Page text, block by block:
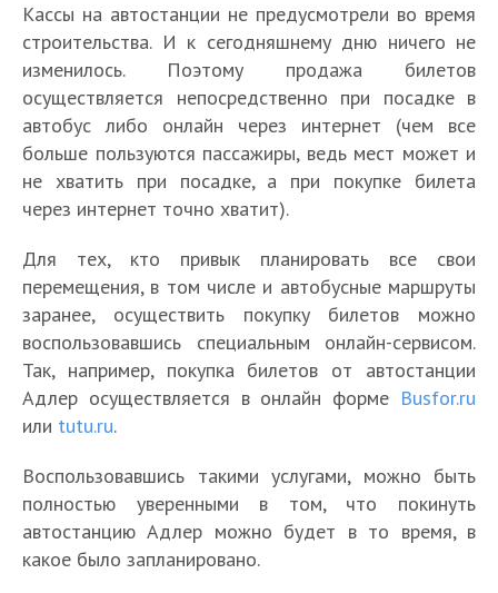
Кассы на автостанции не предусмотрели во время
строительства. И к сегодняшнему дню ничего не
изменилось. Поэтому продажа билетов
осуществляется непосредственно при посадке в
автобус либо онлайн через интернет (чем все
больше пользуются пассажиры, ведь мест может и
не хватить при посадке, а при покупке билета
через интернет точно хватит).
Для тех, кто привык планировать все свои
перемещения, в том числе и автобусные маршруты
заранее, осуществить покупку билетов можно
воспользовавшись специальным онлайн-сервисом.
Так, например, покупка билетов от автостанции
Адлер осуществляется в онлайн форме Busfor.ru
или tutu.ru.
Воспользовавшись такими услугами, можно быть
полностью уверенными в том, что покинуть
автостанцию Адлер можно будет в то время, в
какое было запланировано.